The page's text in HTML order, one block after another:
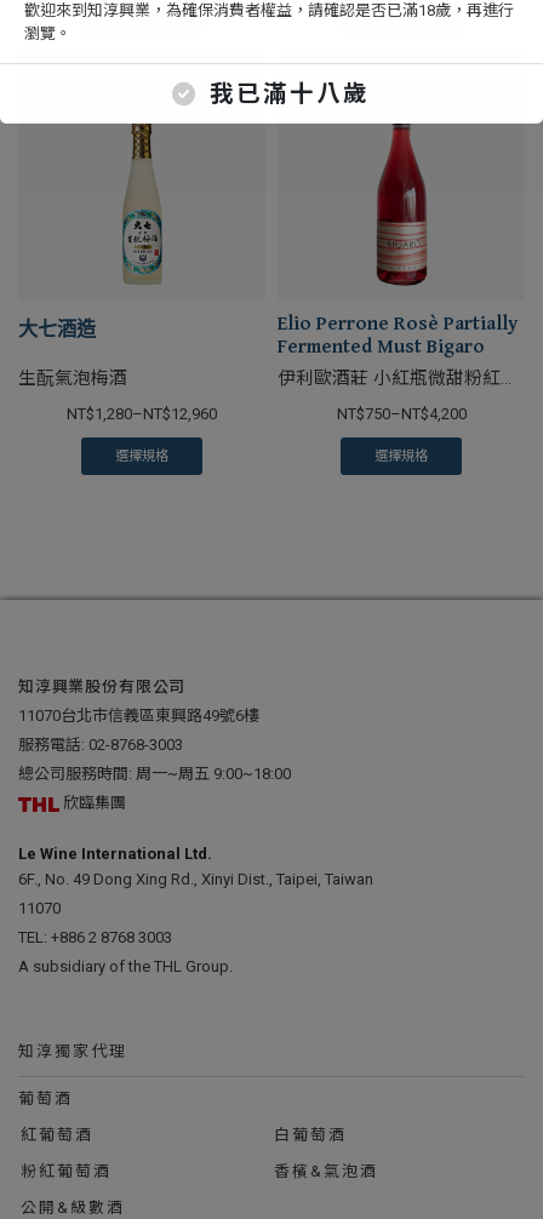
歡迎來到知淳興業，為確保消費者權益，請確認是否已滿18歲，再進行
瀏覽。
我已滿十八歲
選擇規格 選擇規格
大七酒造
生酛氣泡梅酒
NT$1,280–NT$12,960
選擇規格
Elio Perrone Rosè Partially
Fermented Must Bigaro
伊利歐酒莊 小紅瓶微甜粉紅葡
NT$750–NT$4,200
選擇規格
知淳興業股份有限公司
11070台北市信義區東興路49號6樓
服務電話: 02-8768-3003
總公司服務時間: 周一~周五 9:00~18:00
欣臨集團
Le Wine International Ltd.
6F., No. 49 Dong Xing Rd., Xinyi Dist., Taipei, Taiwan
11070
TEL: +886 2 8768 3003
A subsidiary of the THL Group.
知淳獨家代理
葡萄酒
紅葡萄酒
白葡萄酒
粉紅葡萄酒
香檳&氣泡酒
公開&級數酒